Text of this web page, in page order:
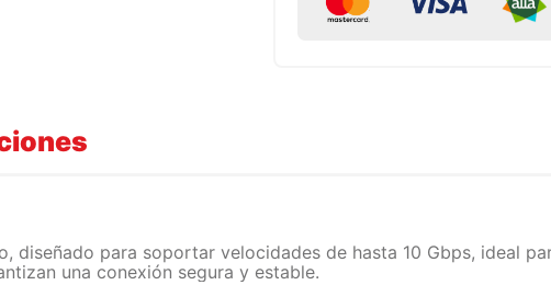
diseñado para soportar velocidades de hasta 10 Gbps, ideal
una conexión segura y estable.